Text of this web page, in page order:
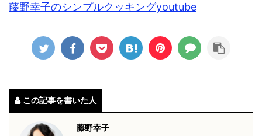
藤野幸子のシンプルクッキングyoutube
この記事を書いた人
藤野幸子